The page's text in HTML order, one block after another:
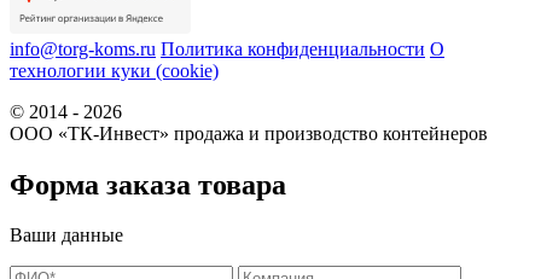
info@torg-koms.ru Политика конфиденциальности О
технологии куки (cookie)
© 2014 - 2026
ООО «ТК-Инвест» продажа и производство контейнеров
Форма заказа товара
Ваши данные